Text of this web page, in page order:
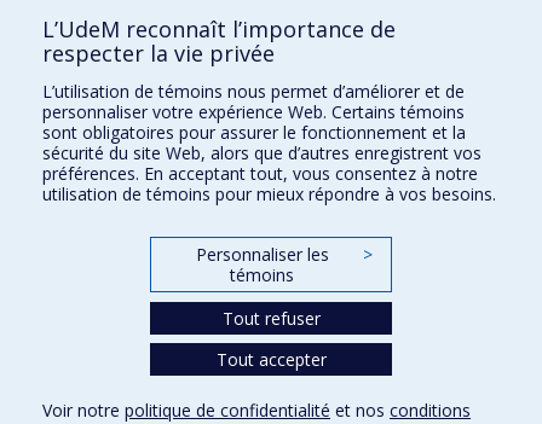
Écoles
Kinésiologie et des sciences de l’activité physique
Orthophonie et audiologie
Réadaptation
Directions
DPC
CPASS
L’UdeM reconnaît l’importance de
respecter la vie privée
L’utilisation de témoins nous permet d’améliorer et de
personnaliser votre expérience Web. Certains témoins
sont obligatoires pour assurer le fonctionnement et la
sécurité du site Web, alors que d’autres enregistrent vos
préférences. En acceptant tout, vous consentez à notre
utilisation de témoins pour mieux répondre à vos besoins.
Personnaliser les
témoins
>
Tout refuser
Tout accepter
Voir notre politique de confidentialité et nos conditions